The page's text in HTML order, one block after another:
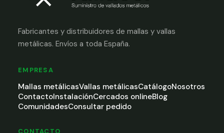
Fabricantes y distribuidores de mallas y vallas
metálicas. Envíos a toda España.
EMPRESA
Mallas metálicasVallas metálicasCatálogoNosotros
ContactoInstalaciónCercados onlineBlog
ComunidadesConsultar pedido